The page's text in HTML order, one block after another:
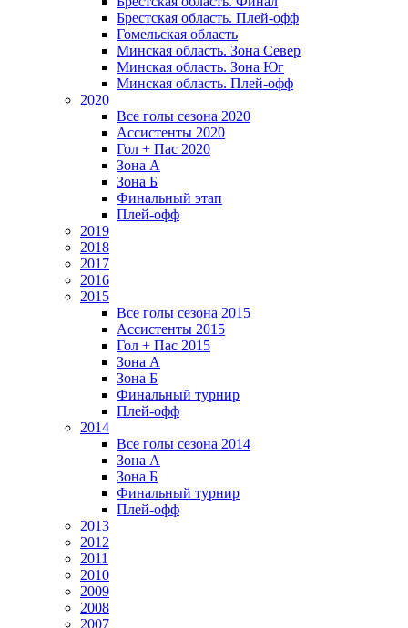
Брестская область. Плей-офф
Гомельская область
Минская область. Зона Север
Минская область. Зона Юг
Минская область. Плей-офф
2020
Все голы сезона 2020
Ассистенты 2020
Гол + Пас 2020
Зона А
Зона Б
Финальный этап
Плей-офф
2019
2018
2017
2016
2015
Все голы сезона 2015
Ассистенты 2015
Гол + Пас 2015
Зона А
Зона Б
Финальный турнир
Плей-офф
2014
Все голы сезона 2014
Зона А
Зона Б
Финальный турнир
Плей-офф
2013
2012
2011
2010
2009
2008
2007